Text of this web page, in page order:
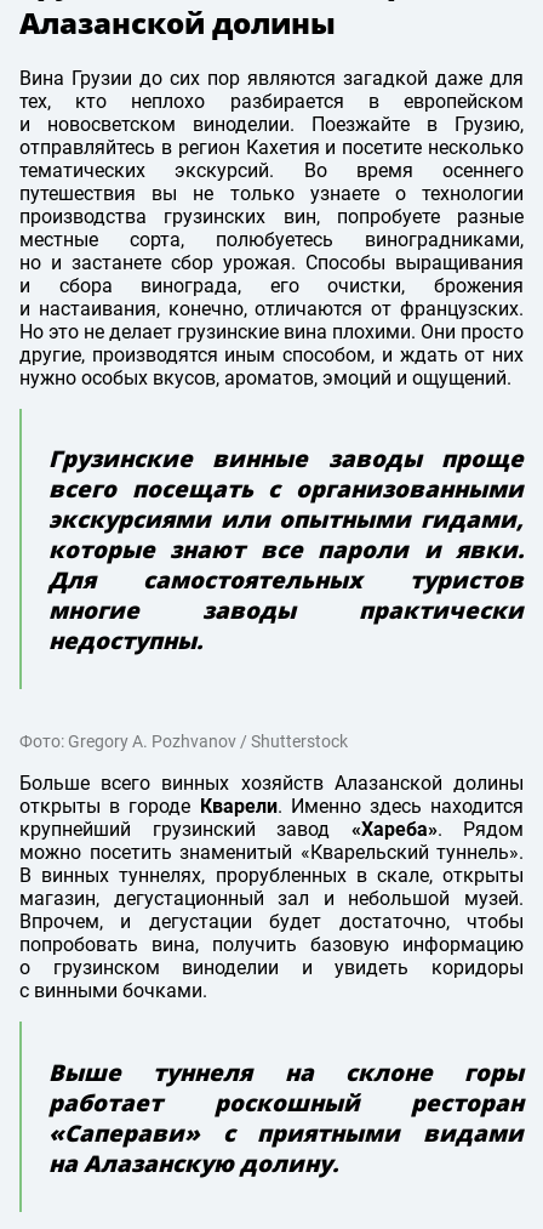
Алазанской долины
Вина Грузии до сих пор являются загадкой даже для
тех, кто неплохо разбирается в европейском
и новосветском виноделии. Поезжайте в Грузию,
отправляйтесь в регион Кахетия и посетите несколько
тематических экскурсий. Во время осеннего
путешествия вы не только узнаете о технологии
производства грузинских вин, попробуете разные
местные сорта, полюбуетесь виноградниками,
но и застанете сбор урожая. Способы выращивания
и сбора винограда, его очистки, брожения
и настаивания, конечно, отличаются от французских.
Но это не делает грузинские вина плохими. Они просто
другие, производятся иным способом, и ждать от них
нужно особых вкусов, ароматов, эмоций и ощущений.
Грузинские винные заводы проще
всего посещать с организованными
экскурсиями или опытными гидами,
которые знают все пароли и явки.
Для самостоятельных туристов
многие заводы практически
недоступны.
Фото: Gregory A. Pozhvanov / Shutterstock
Больше всего винных хозяйств Алазанской долины
открыты в городе Кварели. Именно здесь находится
крупнейший грузинский завод «Хареба». Рядом
можно посетить знаменитый «Кварельский туннель».
В винных туннелях, прорубленных в скале, открыты
магазин, дегустационный зал и небольшой музей.
Впрочем, и дегустации будет достаточно, чтобы
попробовать вина, получить базовую информацию
о грузинском виноделии и увидеть коридоры
с винными бочками.
Выше туннеля на склоне горы
работает роскошный ресторан
«Саперави» с приятными видами
на Алазанскую долину.